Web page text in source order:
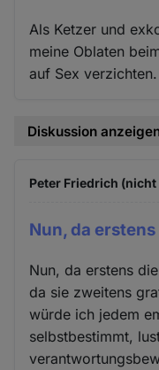
Als Ketzer und
meine Oblaten
auf Sex verzichten.
Diskussion
Peter Friedrich
Nun, da
Nun, da erstens
da sie zweitens
würde ich jedem
selbstbestimmt,